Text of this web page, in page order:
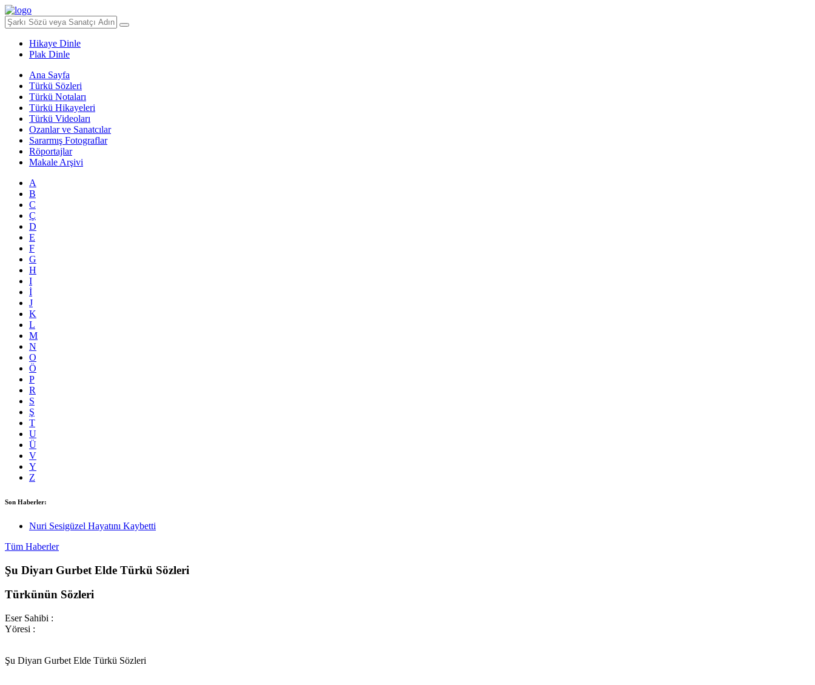
Hikaye Dinle
Plak Dinle
Ana Sayfa
Türkü Sözleri
Türkü Notaları
Türkü Hikayeleri
Türkü Videoları
Ozanlar ve Sanatcılar
Sararmış Fotograflar
Röportajlar
Makale Arşivi
A
B
C
Ç
D
E
F
G
H
I
İ
J
K
L
M
N
O
Ö
P
R
S
Ş
T
U
Ü
V
Y
Z
Son Haberler:
Nuri Sesigüzel Hayatını Kaybetti
Tüm Haberler
Şu Diyarı Gurbet Elde Türkü Sözleri
Türkünün Sözleri
Eser Sahibi :
Yöresi :
Şu Diyarı Gurbet Elde Türkü Sözleri